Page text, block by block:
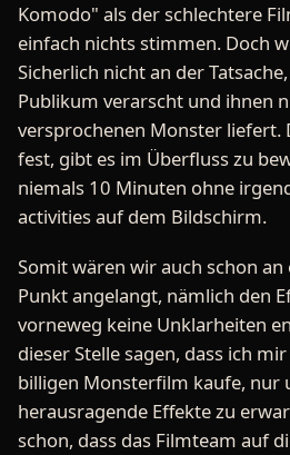
Komodo" als der schlechtere
einfach nichts stimmen. Doch
Sicherlich nicht an der
Publikum verarscht und ihnen
versprochenen Monster liefert.
fest, gibt es im Überfluss zu
niemals 10 Minuten ohne
activities auf dem Bildschirm.
Somit wären wir auch schon
Punkt angelangt, nämlich den
vorneweg keine Unklarheiten
dieser Stelle sagen, dass ich
billigen Monsterfilm kaufe, nur
herausragende Effekte zu
schon, dass das Filmteam auf